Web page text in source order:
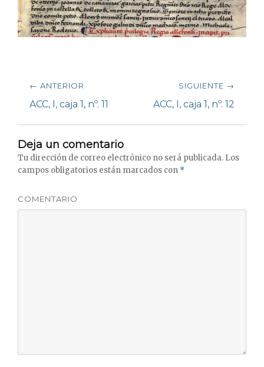
Navegación
de
entradas
← ANTERIOR
Entrada
ACC, I, caja 1, nº. 11
SIGUIENTE →
Siguiente
ACC, I, caja 1, nº. 12
Deja un comentario
Tu dirección de correo electrónico no será publicada. Los
campos obligatorios están marcados con *
COMENTARIO